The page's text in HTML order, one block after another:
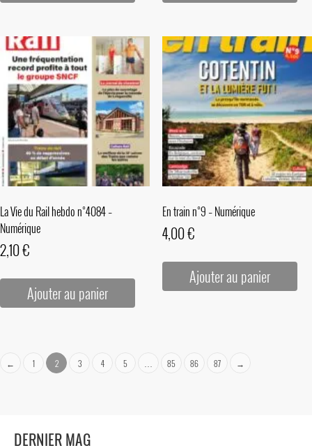
La Vie du Rail hebdo n°4084 –
Numérique
2,10€
Ajouter au panier
En train n°9 – Numérique
4,00€
Ajouter au panier
← 1 2 3 4 5 85 86 87 →
DERNIER MAG